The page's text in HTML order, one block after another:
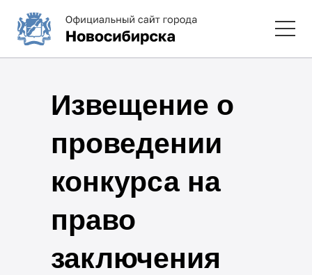
Извещение о
проведении
конкурса на
право
заключения